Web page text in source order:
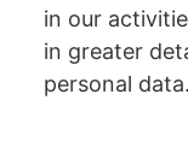
in our
in greater
personal data.